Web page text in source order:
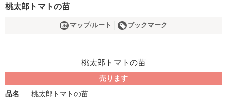
桃太郎トマトの苗
マップ/ルート ブックマーク
売ります
品名
桃太郎トマトの苗